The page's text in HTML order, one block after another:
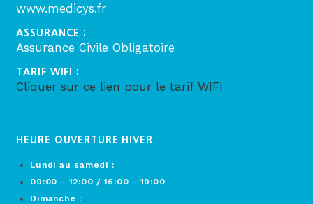
www.medicys.fr
ASSURANCE :
Assurance Civile Obligatoire
TARIF WIFI :
Cliquer sur ce lien pour le tarif WIFI
HEURE OUVERTURE HIVER
Lundi au samedi :
09:00 - 12:00 / 16:00 - 19:00
Dimanche :